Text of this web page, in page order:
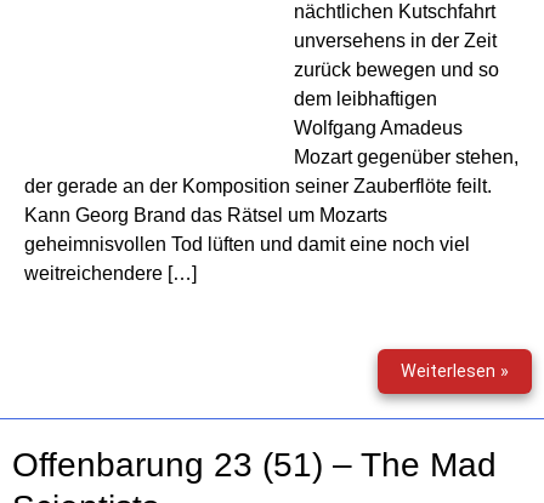
nächtlichen Kutschfahrt
unversehens in der Zeit
zurück bewegen und so
dem leibhaftigen
Wolfgang Amadeus
Mozart gegenüber stehen,
der gerade an der Komposition seiner Zauberflöte feilt.
Kann Georg Brand das Rätsel um Mozarts
geheimnisvollen Tod lüften und damit eine noch viel
weitreichendere […]
Weiterlesen »
23
(54)
Offenbarung 23 (51) – The Mad